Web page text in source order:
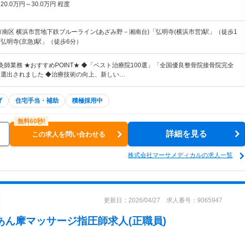
20.0万円～30.0万円 程度
南区 横浜市営地下鉄ブルーライン(あざみ野－湘南台)「弘明寺(横浜市営)駅」（徒歩1
明寺(京急)駅」（徒歩6分）
師業務 ★おすすめPOINT★ ◆「ベスト治療院100選」「全国優良整骨院接骨院完全
選出されました ◆治療技術の向上、新しい…
住宅手当・補助 積極採用中
この求人を問い合わせる 詳細を見る
株式会社マーサメディカルの求人一覧
更新日：2026/04/27 求人番号：9065947
ん摩マッサージ指圧師求人(正職員)